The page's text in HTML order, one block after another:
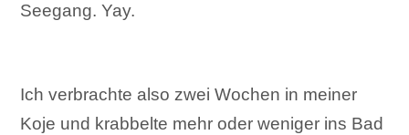
Seegang. Yay.
Ich verbrachte also zwei Wochen in meiner
Koje und krabbelte mehr oder weniger ins Bad